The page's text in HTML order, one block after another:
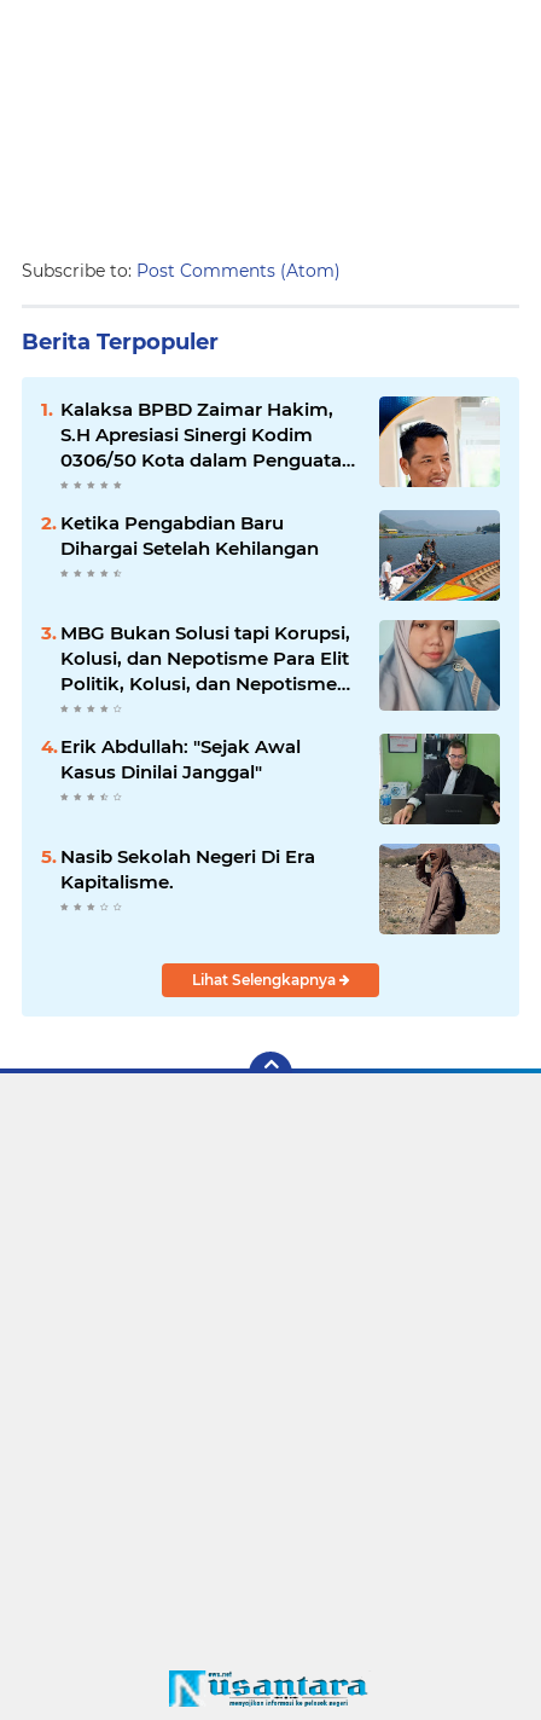
Subscribe to: Post Comments (Atom)
Berita Terpopuler
Kalaksa BPBD Zaimar Hakim,
S.H Apresiasi Sinergi Kodim
0306/50 Kota dalam Penguatan
Mitigasi dan Penanganan
Bencana
Ketika Pengabdian Baru
Dihargai Setelah Kehilangan
MBG Bukan Solusi tapi Korupsi,
Kolusi, dan Nepotisme Para Elit
Politik, Kolusi, dan Nepotisme
Para Elit Politik
Erik Abdullah: "Sejak Awal
Kasus Dinilai Janggal"
Nasib Sekolah Negeri Di Era
Kapitalisme.
Lihat Selengkapnya